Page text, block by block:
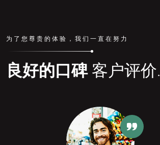
为了您尊贵的体验，我们一直在努力
良好的口碑 客户评价.